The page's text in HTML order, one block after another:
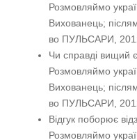
Розмовляймо
Вихованець;
во ПУЛЬСАРИ,
Чи справді вищий
Розмовляймо
Вихованець;
во ПУЛЬСАРИ,
Відгук поборює
Розмовляймо